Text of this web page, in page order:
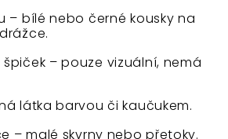
– bílé nebo černé kousky na
– pouze vizuální, nemá
látka barvou či kaučukem.
– malé skvrny nebo přetoky.